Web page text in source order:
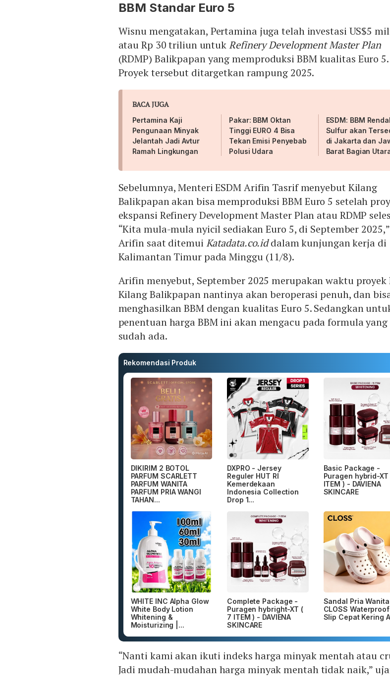
BBM Standar Euro 5
Wisnu mengatakan, Pertamina juga telah investasi US$5
atau Rp 30 triliun untukRefinery Development Master Plan
(RDMP) Balikpapan yang memproduksi BBM kualitas Euro 5.
Proyek tersebut ditargetkan rampung 2025.
BACA JUGA
Pertamina Kaji
Pengunaan Minyak
Jelantah Jadi Avtur
Ramah Lingkungan
Pakar: BBM Oktan
Tinggi EURO 4 Bisa
Tekan Emisi Penyebab
Polusi Udara
ESDM: BBM
Sulfur akan
di Jakarta dan
Barat Bagian
Sebelumnya, Menteri ESDM Arifin Tasrif menyebut Kilang
Balikpapan akan bisa memproduksi BBM Euro 5 setelah
ekspansi Refinery Development Master Plan atau RDMP
“Kita mula-mula nyicil sediakan Euro 5, di September
Arifin saat ditemui Katadata.co.iddalam kunjungan kerja di
Kalimantan Timur pada Minggu (11/8).
Arifin menyebut, September 2025 merupakan waktu proyek
Kilang Balikpapan nantinya akan beroperasi penuh, dan
menghasilkan BBM dengan kualitas Euro 5. Sedangkan
penentuan harga BBM ini akan mengacu pada formula yang
sudah ada.
Rekomendasi Produk
DIKIRIM 2 BOTOL
PARFUM SCARLETT
PARFUM WANITA
PARFUM PRIA WANGI
TAHAN...
DXPRO - Jersey
Reguler HUT RI
Kemerdekaan
Indonesia Collection
Drop 1...
Basic Package -
Puragen hybrid-XT
ITEM ) - DAVIENA
SKINCARE
WHITE INC Alpha Glow
White Body Lotion
Whitening &
Moisturizing |...
Complete Package -
Puragen hybright-XT (
7 ITEM ) - DAVIENA
SKINCARE
Sandal Pria Wanita
CLOSS
Slip Cepat Kering
“Nanti kami akan ikuti indeks harga minyak mentah atau
Jadi mudah-mudahan harga minyak mentah tidak naik,”